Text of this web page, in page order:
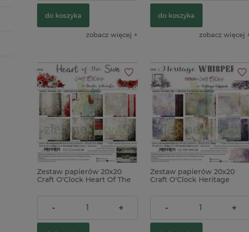
do koszyka
zobacz więcej
do koszyka
zobacz więcej
Zestaw papierów 20x20
Craft O'Clock Heart Of The
39,00 zł
- +
Zestaw papierów 20x20
Craft O'Clock Heritage
39,00 zł
- +